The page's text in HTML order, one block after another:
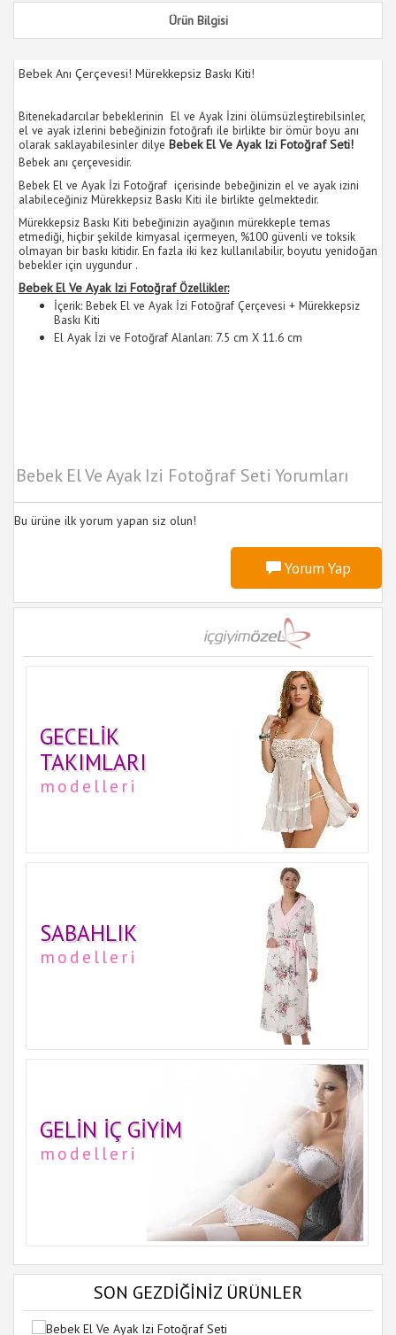
Ürün Bilgisi
Bebek Anı Çerçevesi! Mürekkepsiz Baskı Kiti!
Bitenekadarcılar bebeklerinin El ve Ayak İzini ölümsüzleştirebilsinler,
el ve ayak izlerini bebeğinizin fotoğrafı ile birlikte bir ömür boyu anı
olarak saklayabilesinler dilye Bebek El Ve Ayak Izi Fotoğraf Seti!
Bebek anı çerçevesidir.
Bebek El ve Ayak İzi Fotoğraf içerisinde bebeğinizin el ve ayak izini
alabileceğiniz Mürekkepsiz Baskı Kiti ile birlikte gelmektedir.
Mürekkepsiz Baskı Kiti bebeğinizin ayağının mürekkeple temas
etmediği, hiçbir şekilde kimyasal içermeyen, %100 güvenli ve toksik
olmayan bir baskı kitidir. En fazla iki kez kullanılabilir, boyutu yenidoğan
bebekler için uygundur .
Bebek El Ve Ayak Izi Fotoğraf​Özellikler:
İçerik: Bebek El ve Ayak İzi Fotoğraf Çerçevesi + Mürekkepsiz
Baskı Kiti
El Ayak İzi ve Fotoğraf Alanları: 7.5 cm X 11.6 cm
Bebek El Ve Ayak Izi Fotoğraf Seti Yorumları
Bu ürüne ilk yorum yapan siz olun!
Yorum Yap
GECELIK
TAKIMLARI
modelleri
SABAHLIK
modelleri
GELIN İÇ GIYIM
modelleri
SON GEZDİĞİNİZ ÜRÜNLER